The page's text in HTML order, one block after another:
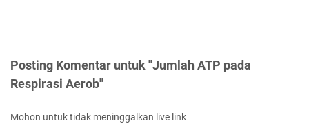
Posting Komentar untuk "Jumlah ATP pada
Respirasi Aerob"
Mohon untuk tidak meninggalkan live link